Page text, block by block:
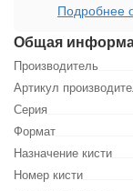
Общая
Производитель
Артикул
Серия
Формат
Назначение кисти
Номер кисти
Подробнее